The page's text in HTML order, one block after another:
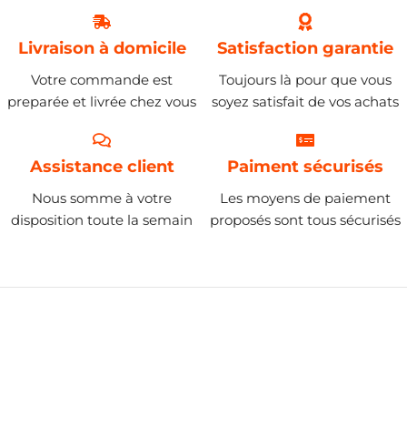
Livraison à domicile
Votre commande est
preparée et livrée chez vous
Satisfaction garantie
Toujours là pour que vous
soyez satisfait de vos achats
Assistance client
Nous somme à votre
disposition toute la semain
Paiment sécurisés
Les moyens de paiement
proposés sont tous sécurisés